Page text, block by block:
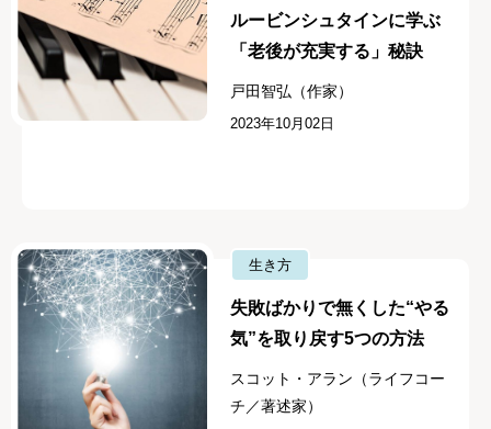
ルービンシュタインに学ぶ
「老後が充実する」秘訣
戸田智弘（作家）
2023年10月02日
生き方
失敗ばかりで無くした“やる
気”を取り戻す5つの方法
スコット・アラン（ライフコー
チ／著述家）